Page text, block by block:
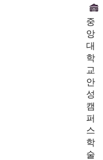
중
앙
대
학
교
안
성
캠
퍼
스
학
술